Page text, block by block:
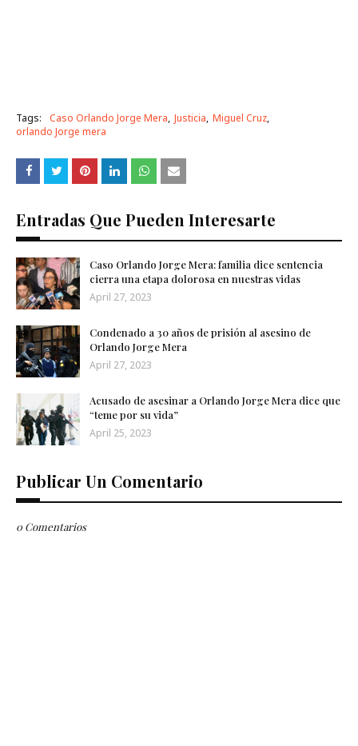
Tags: Caso Orlando Jorge Mera Justicia Miguel Cruz
orlando Jorge mera
Entradas Que Pueden Interesarte
Caso Orlando Jorge Mera: familia dice sentencia
cierra una etapa dolorosa en nuestras vidas
April 27, 2023
Condenado a 30 años de prisión al asesino de
Orlando Jorge Mera
April 27, 2023
Acusado de asesinar a Orlando Jorge Mera dice que
“teme por su vida”
April 25, 2023
Publicar Un Comentario
0 Comentarios